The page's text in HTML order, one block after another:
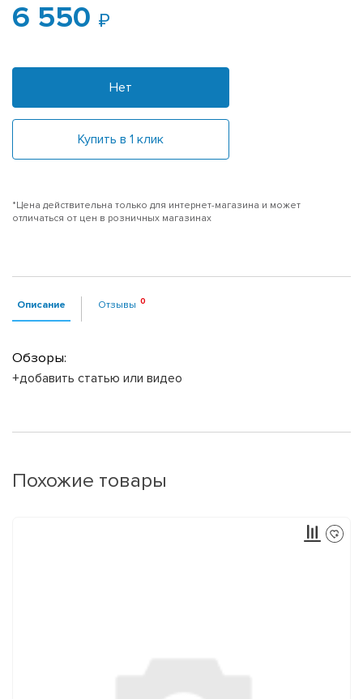
6 550
Нет
Купить в 1 клик
*Цена действительна только для интернет-магазина и может
отличаться от цен в розничных магазинах
Описание Отзывы
Обзоры:
+добавить статью или видео
Похожие товары